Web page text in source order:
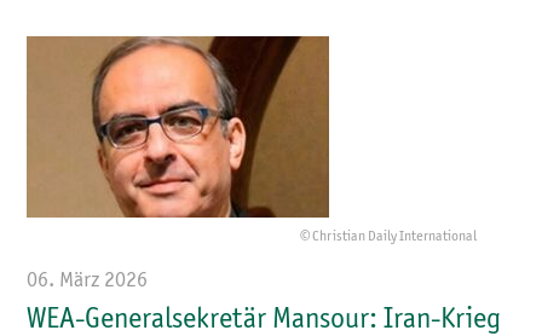
© Christian Daily International
06. März 2026
WEA-Generalsekretär Mansour: Iran-Krieg